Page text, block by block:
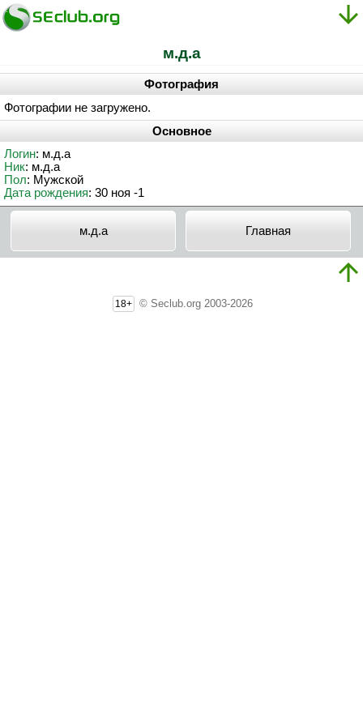
м.д.a
Фотография
Фотографии не загружено.
Основное
Логин: м.д.a
Ник: м.д.a
Пол: Мужской
Дата рождения: 30 ноя -1
м.д.a Главная
18+ © Seclub.org 2003-2026